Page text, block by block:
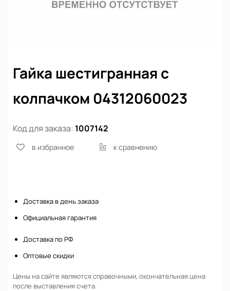
Гайка шестигранная с
колпачком 04312060023
Код для заказа: 1007142
в избранное к сравнению
Доставка в день заказа
Официальная гарантия
Доставка по РФ
Оптовые скидки
Цены на сайте являются справочными, окончательная цена
после выставления счета.